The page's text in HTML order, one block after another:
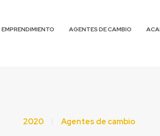
EMPRENDIMIENTO AGENTES DE CAMBIO
2020 Agentes de cambio